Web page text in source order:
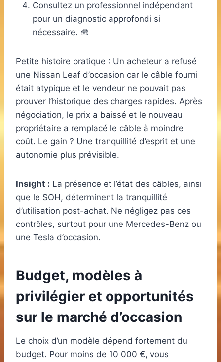
Consultez un professionnel indépendant
pour un diagnostic approfondi si
nécessaire. 🧰
Petite histoire pratique : Un acheteur a refusé
une Nissan Leaf d’occasion car le câble fourni
était atypique et le vendeur ne pouvait pas
prouver l’historique des charges rapides. Après
négociation, le prix a baissé et le nouveau
propriétaire a remplacé le câble à moindre
coût. Le gain ? Une tranquillité d’esprit et une
autonomie plus prévisible.
Insight : La présence et l’état des câbles, ainsi
que le SOH, déterminent la tranquillité
d’utilisation post-achat. Ne négligez pas ces
contrôles, surtout pour une Mercedes-Benz ou
une Tesla d’occasion.
Budget, modèles à
privilégier et opportunités
sur le marché d’occasion
Le choix d’un modèle dépend fortement du
budget. Pour moins de 10 000 €, vous